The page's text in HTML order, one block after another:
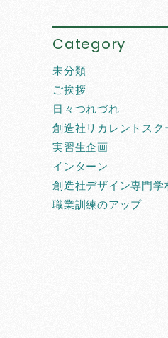
Category
未分類
ご挨拶
日々つれづれ
創造社リカレントスク
実習生企画
インターン
創造社デザイン専門学
職業訓練のアップ